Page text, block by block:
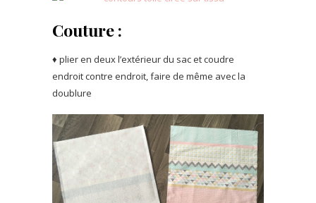
Couture :
♦ plier en deux l’extérieur du sac et coudre
endroit contre endroit, faire de même avec la
doublure